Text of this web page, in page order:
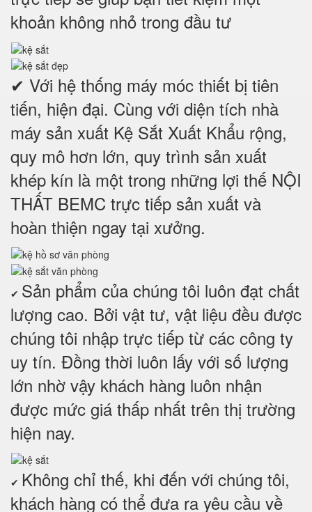
khoản không nhỏ trong đầu tư
✔ Với hệ thống máy móc thiết bị tiên
tiến, hiện đại. Cùng với diện tích nhà
máy sản xuất Kệ Sắt Xuất Khẩu rộng,
quy mô hơn lớn, quy trình sản xuất
khép kín là một trong những lợi thế NỘI
THẤT BEMC trực tiếp sản xuất và
hoàn thiện ngay tại xưởng.
✔ Sản phẩm của chúng tôi luôn đạt chất
lượng cao. Bởi vật tư, vật liệu đều được
chúng tôi nhập trực tiếp từ các công ty
uy tín. Đồng thời luôn lấy với số lượng
lớn nhờ vậy khách hàng luôn nhận
được mức giá thấp nhất trên thị trường
hiện nay.
✔ Không chỉ thế, khi đến với chúng tôi,
khách hàng có thể đưa ra yêu cầu về